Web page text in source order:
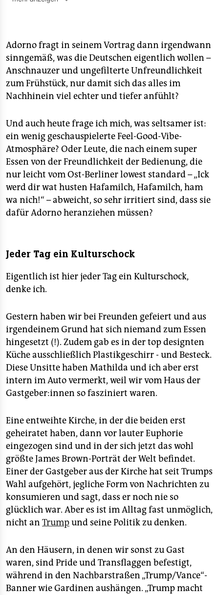
Pascal Zorn und Harald Welzer.
■Jetzt im taz Shop bestellen
Adorno fragt in seinem Vortrag dann irgendwann
sinngemäß, was die Deutschen eigentlich wollen –
Anschnauzer und ungefilterte Unfreundlichkeit
zum Frühstück, nur damit sich das alles im
Nachhinein viel echter und tiefer anfühlt?
Und auch heute frage ich mich, was seltsamer ist:
ein wenig geschauspielerte Feel-Good-Vibe-
Atmosphäre? Oder Leute, die nach einem super
Essen von der Freundlichkeit der Bedienung, die
nur leicht vom Ost-Berliner lowest standard – „Ick
werd dir wat husten Hafamilch, Hafamilch, ham
wa nich!“ – abweicht, so sehr irritiert sind, dass sie
dafür Adorno heranziehen müssen?
Jeder Tag ein Kulturschock
Eigentlich ist hier jeder Tag ein Kulturschock,
denke ich.
Gestern haben wir bei Freunden gefeiert und aus
irgendeinem Grund hat sich niemand zum Essen
hingesetzt (!). Zudem gab es in der top designten
Küche ausschließlich Plastikgeschirr - und Besteck.
Diese Unsitte haben Mathilda und ich aber erst
intern im Auto vermerkt, weil wir vom Haus der
Gastgeber:innen so fasziniert waren.
Eine entweihte Kirche, in der die beiden erst
geheiratet haben, dann vor lauter Euphorie
eingezogen sind und in der sich jetzt das wohl
größte James Brown-Porträt der Welt befindet.
Einer der Gastgeber aus der Kirche hat seit Trumps
Wahl aufgehört, jegliche Form von Nachrichten zu
konsumieren und sagt, dass er noch nie so
glücklich war. Aber es ist im Alltag fast unmöglich,
nicht an Trumpund seine Politik zu denken.
An den Häusern, in denen wir sonst zu Gast
waren, sind Pride und Transflaggen befestigt,
während in den Nachbarstraßen „Trump/Vance“-
Banner wie Gardinen aushängen. „Trump macht